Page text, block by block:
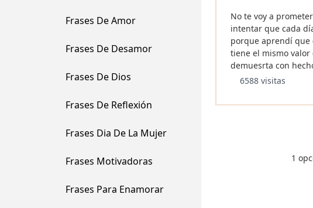
Frases De Amor
Frases De Desamor
Frases De Dios
Frases De Reflexión
Frases Dia De La Mujer
Frases Motivadoras
Frases Para Enamorar
No te voy a
intentar que cada
porque aprendí que
tiene el mismo
demuesrta con
6588 visitas
1